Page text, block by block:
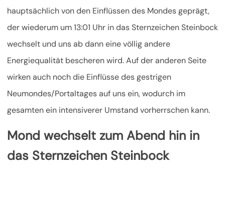
hauptsächlich von den Einflüssen des Mondes geprägt,
der wiederum um 13:01 Uhr in das Sternzeichen Steinbock
wechselt und uns ab dann eine völlig andere
Energiequalität bescheren wird.Auf der anderen Seite
wirken auch noch die Einflüsse des gestrigen
Neumondes/Portaltages auf uns ein, wodurch im
gesamten ein intensiverer Umstand vorherrschen kann.
Mond wechselt zum Abend hin in
das Sternzeichen Steinbock